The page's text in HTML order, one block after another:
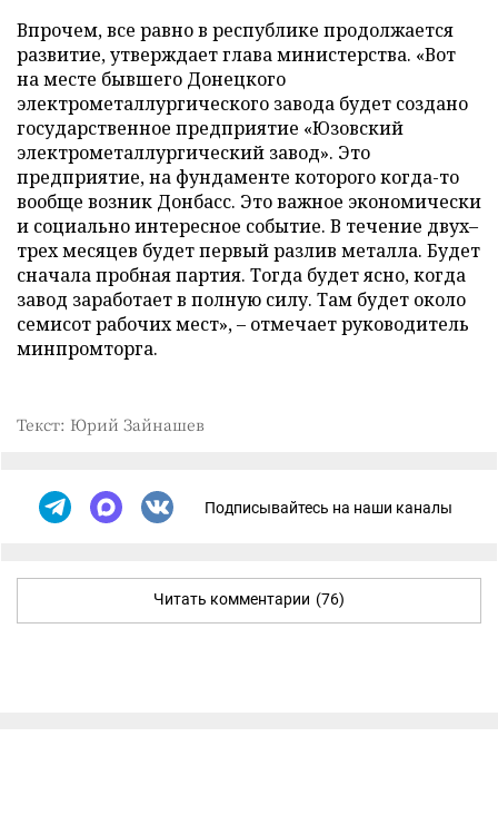
Впрочем, все равно в республике продолжается
развитие, утверждает глава министерства. «Вот
на месте бывшего Донецкого
электрометаллургического завода будет создано
государственное предприятие «Юзовский
электрометаллургический завод». Это
предприятие, на фундаменте которого когда-то
вообще возник Донбасс. Это важное экономически
и социально интересное событие. В течение двух–
трех месяцев будет первый разлив металла. Будет
сначала пробная партия. Тогда будет ясно, когда
завод заработает в полную силу. Там будет около
семисот рабочих мест», – отмечает руководитель
минпромторга.
Текст: Юрий Зайнашев
Подписывайтесь на наши каналы
Читать комментарии (76)